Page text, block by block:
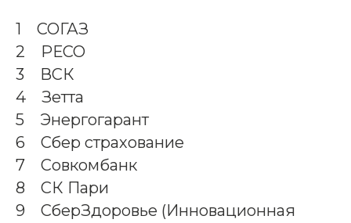
1 СОГАЗ
2 РЕСО
3 ВСК
4 Зетта
5 Энергогарант
6 Сбер страхование
7 Совкомбанк
8 СК Пари
9 СберЗдоровье (Инновационная